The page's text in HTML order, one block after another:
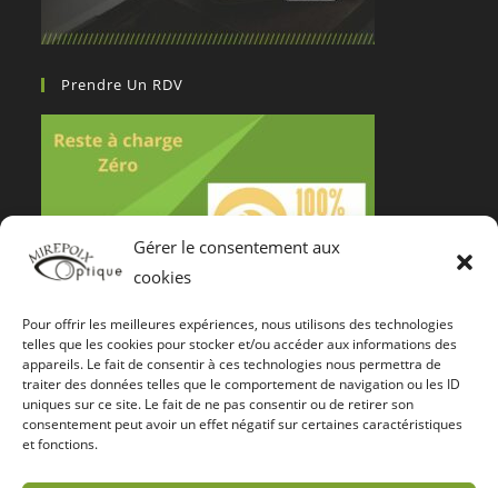
Gérer le consentement aux
cookies
Pour offrir les meilleures expériences, nous utilisons des technologies
telles que les cookies pour stocker et/ou accéder aux informations des
appareils. Le fait de consentir à ces technologies nous permettra de
traiter des données telles que le comportement de navigation ou les ID
uniques sur ce site. Le fait de ne pas consentir ou de retirer son
consentement peut avoir un effet négatif sur certaines caractéristiques
et fonctions.
Prendre Un RDV
Notre Certification De Services